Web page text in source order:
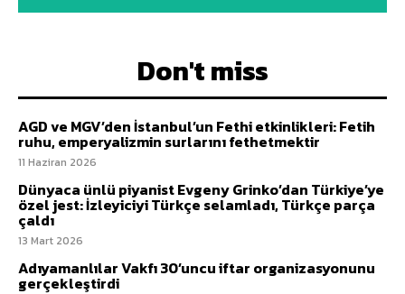
Don't miss
AGD ve MGV’den İstanbul’un Fethi etkinlikleri: Fetih
ruhu, emperyalizmin surlarını fethetmektir
11 Haziran 2026
Dünyaca ünlü piyanist Evgeny Grinko’dan Türkiye’ye
özel jest: İzleyiciyi Türkçe selamladı, Türkçe parça
çaldı
13 Mart 2026
Adıyamanlılar Vakfı 30’uncu iftar organizasyonunu
gerçekleştirdi